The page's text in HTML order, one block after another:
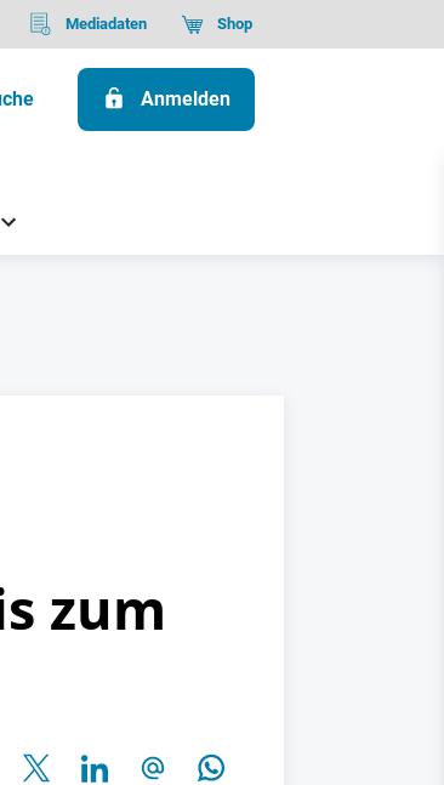
Mediadaten Shop
Anmelden
zum